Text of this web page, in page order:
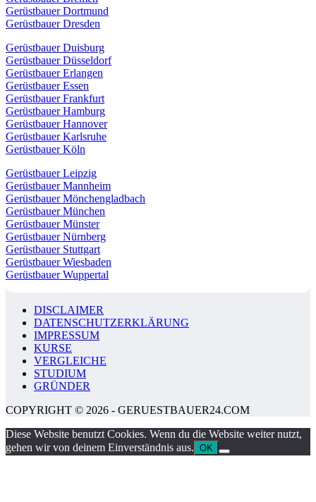
Gerüstbauer Dortmund
Gerüstbauer Dresden
Gerüstbauer Duisburg
Gerüstbauer Düsseldorf
Gerüstbauer Erlangen
Gerüstbauer Essen
Gerüstbauer Frankfurt
Gerüstbauer Hamburg
Gerüstbauer Hannover
Gerüstbauer Karlsruhe
Gerüstbauer Köln
Gerüstbauer Leipzig
Gerüstbauer Mannheim
Gerüstbauer Mönchengladbach
Gerüstbauer München
Gerüstbauer Münster
Gerüstbauer Nürnberg
Gerüstbauer Stuttgart
Gerüstbauer Wiesbaden
Gerüstbauer Wuppertal
DISCLAIMER
DATENSCHUTZERKLÄRUNG
IMPRESSUM
KURSE
VERGLEICHE
STUDIUM
GRÜNDER
COPYRIGHT © 2026 - GERUESTBAUER24.COM
Diese Website benutzt Cookies. Wenn du die Website weiter nutzt,
gehen wir von deinem Einverständnis aus. OK